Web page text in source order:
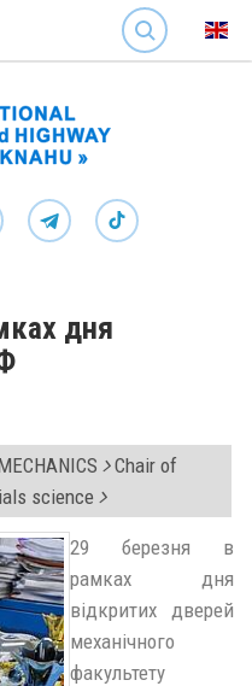
SEARCH
дня
Chair of
science
29 березня в
рамках дня
відкритих дверей
механічного
факультету